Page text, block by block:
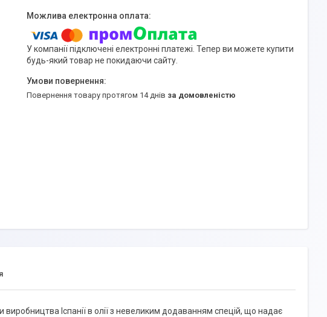
У компанії підключені електронні платежі. Тепер ви можете купити
будь-який товар не покидаючи сайту.
повернення товару протягом 14 днів за домовленістю
Іспанії в олії з невеликим додаванням спецій, що надає